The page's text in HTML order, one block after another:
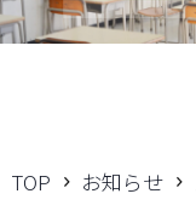
TOP お知らせ